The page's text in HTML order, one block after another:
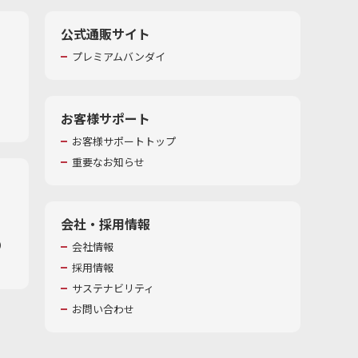
公式通販サイト
プレミアムバンダイ
お客様サポート
お客様サポートトップ
重要なお知らせ
会社・採用情報
会社情報
採用情報
サステナビリティ
お問い合わせ